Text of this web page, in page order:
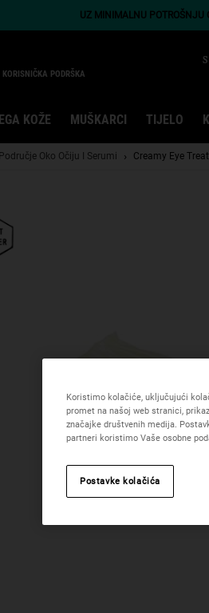
UZ MINIMALNU POTROŠNJU
KORISNIČKA PODRŠKA
KOŽE MUŠKARCI TIJELO
Oko Očiju I Serumi Creamy Eye
Koristimo kolačiće, uključujući
promet na našoj web stranici,
značajke društvenih medija.
partneri koristimo Vaše osobne
Postavke kolačića